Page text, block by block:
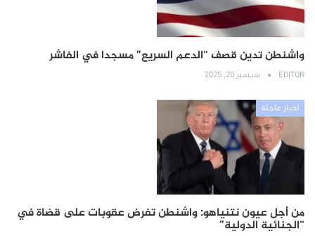
واشنطن تدين قصف “الدعم السريع” مسجدا في الفاشر
EDITOR سبتمبر 20, 2025
أخبار عاجلة
من أجل عيون نتنياهو: واشنطن تفرض عقوبات على قضاة في
“الجنائية الدولية”